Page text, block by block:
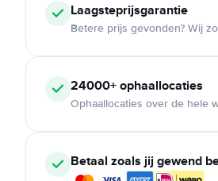
Laagsteprijsgarantie
Betere prijs gevonden? Wij
24000+ophaallocaties
Ophaallocaties over de hele
Betaal zoals jij gewend